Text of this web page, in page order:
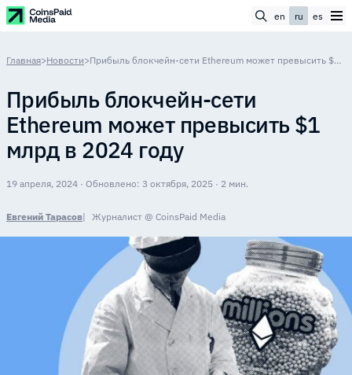
en ru es
Главная>Новости> Прибыль блокчейн-сети Ethereum может превысить $1 млрд в 2024 году
Прибыль блокчейн-сети
Ethereum может превысить $1
млрд в 2024 году
19 апреля, 2024 · Обновлено: 3 октября, 2025 · 2 мин.
Евгений Тарасов Журналист @ CoinsPaid Media